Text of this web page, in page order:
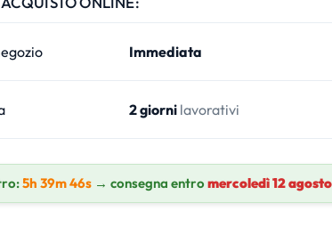
Immediata
2 giornilavorativi
5h 39m 45s→ consegna entromercoledì 12 agosto